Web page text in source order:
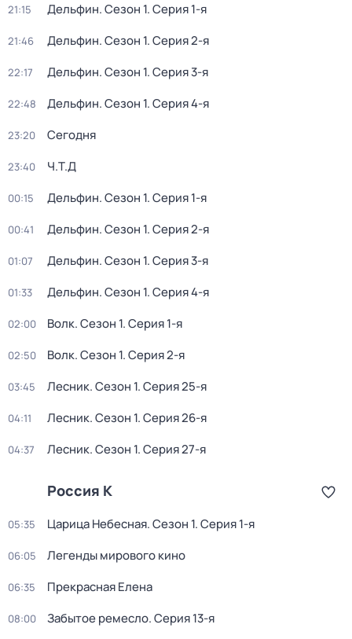
21:15 Дельфин. Сезон 1. Серия 1-я
21:46 Дельфин. Сезон 1. Серия 2-я
22:17 Дельфин. Сезон 1. Серия 3-я
22:48 Дельфин. Сезон 1. Серия 4-я
23:20 Сегодня
23:40 Ч.T.Д
00:15 Дельфин. Сезон 1. Серия 1-я
00:41 Дельфин. Сезон 1. Серия 2-я
01:07 Дельфин. Сезон 1. Серия 3-я
01:33 Дельфин. Сезон 1. Серия 4-я
02:00 Волк. Сезон 1. Серия 1-я
02:50 Волк. Сезон 1. Серия 2-я
03:45 Лесник. Сезон 1. Серия 25-я
04:11 Лесник. Сезон 1. Серия 26-я
04:37 Лесник. Сезон 1. Серия 27-я
Россия К
05:35 Царица Небесная. Сезон 1. Серия 1-я
06:05 Легенды мирового кино
06:35 Прекрасная Елена
08:00 Забытое ремесло. Серия 13-я